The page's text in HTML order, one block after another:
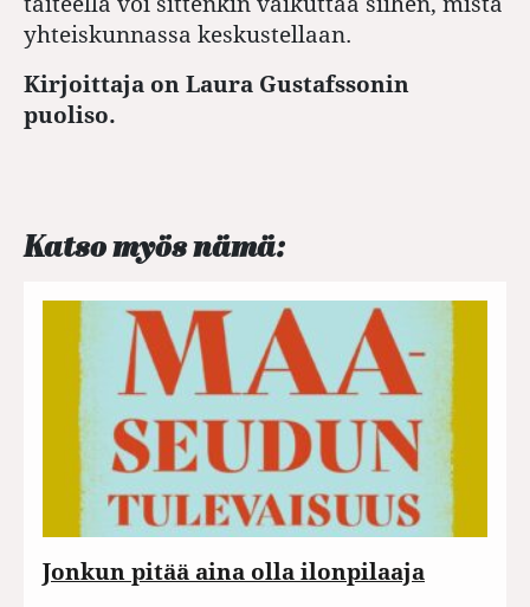
yhteiskunnassa keskustellaan.
Kirjoittaja on Laura Gustafssonin
puoliso.
Katso myös nämä:
Jonkun pitää aina olla ilonpilaaja